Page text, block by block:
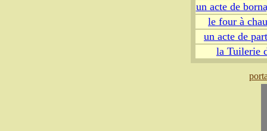
un acte de
le four à
un acte de
la Tuilerie